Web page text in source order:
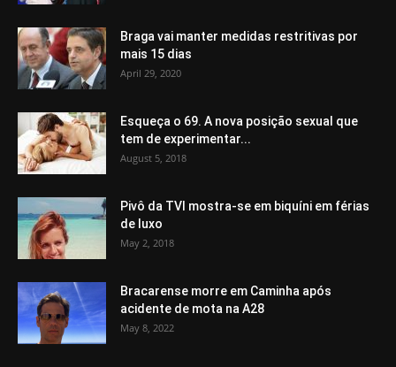
Braga vai manter medidas restritivas por
mais 15 dias
April 29, 2020
Esqueça o 69. A nova posição sexual que
tem de experimentar...
August 5, 2018
Pivô da TVI mostra-se em biquíni em férias
de luxo
May 2, 2018
Bracarense morre em Caminha após
acidente de mota na A28
May 8, 2022